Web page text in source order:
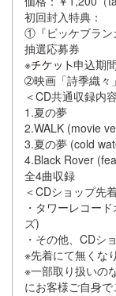
初回封入特典：
①『ビッケブラン
抽選応募券
※
申込期
➁映画「詩季織々
＜CD共通収録内
1.夏の夢
2.WALK (movie
3.夏の夢 (cold
4.Black Rover
全4曲収録
＜CDショップ先
・タワーレコー
ズ)
・その他、CDシ
※先着にて無くな
※一部取り扱いの
にお客様ご自身で